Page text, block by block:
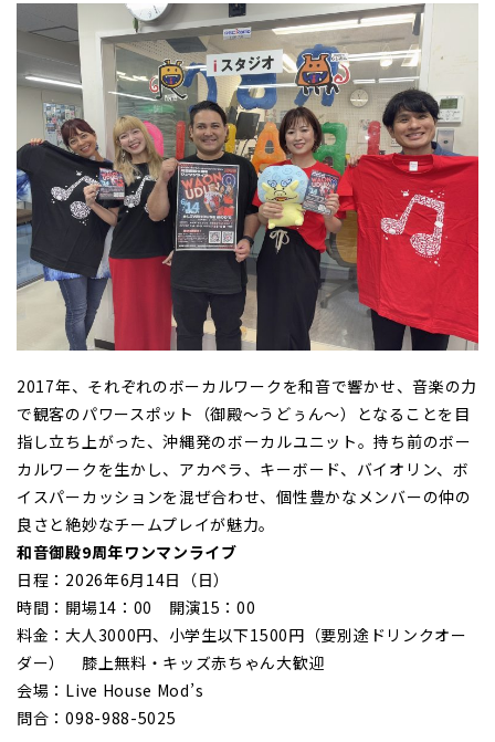
2017年、それぞれのボーカルワークを和音で響かせ、音楽の力
で観客のパワースポット（御殿～うどぅん～）となることを目
指し立ち上がった、沖縄発のボーカルユニット。持ち前のボー
カルワークを生かし、アカペラ、キーボード、バイオリン、ボ
イスパーカッションを混ぜ合わせ、個性豊かなメンバーの仲の
良さと絶妙なチームプレイが魅力。
和音御殿9周年ワンマンライブ
日程：2026年6月14日（日）
時間：開場14：00 開演15：00
料金：大人3000円、小学生以下1500円（要別途ドリンクオー
ダー） 膝上無料・キッズ赤ちゃん大歓迎
会場：Live House Mod’s
問合：098-988-5025